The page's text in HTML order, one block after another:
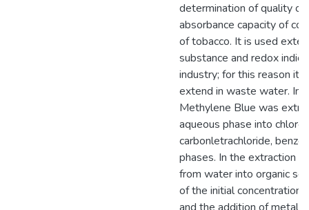
determination of quality of
absorbance capacity of
of tobacco. It is used
substance and redox
industry; for this reason it
extend in waste water. In
Methylene Blue was
aqueous phase into
carbonletrachloride,
phases. In the extraction
from water into organic
of the initial